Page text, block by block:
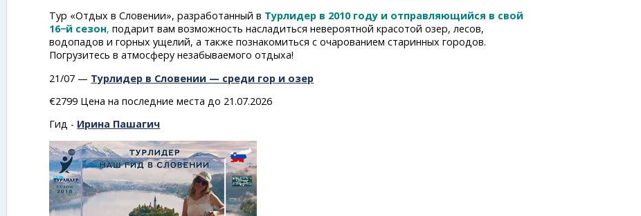
Тур «Отдых в Словении», разработанный в Турлидер в 2010 году и отправляющийся в свой
16−й сезон, подарит вам возможность насладиться невероятной красотой озер, лесов,
водопадов и горных ущелий, а также познакомиться с очарованием старинных городов.
Погрузитесь в атмосферу незабываемого отдыха!
21/07 — Турлидер в Словении — среди гор и озер
€2799 Цена на последние места до 21.07.2026
Гид - Ирина Пашагич